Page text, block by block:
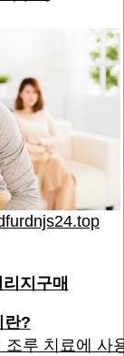
지구매
란?
조루 치료에 사